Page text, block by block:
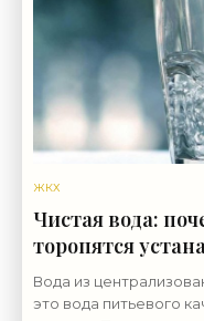
ЖКХ
Чистая вода:
торопятся
доочистки -
Вода из
это вода питьевого